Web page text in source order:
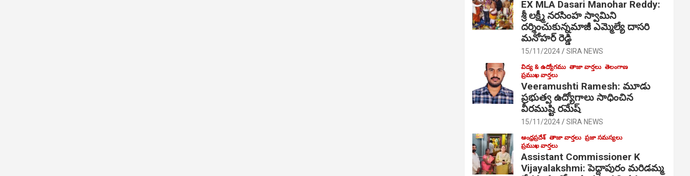
EX MLA Dasari Manohar Reddy:
శ్రీ లక్ష్మీ నరసింహ స్వామిని
దర్శించుకున్నమాజీ ఎమ్మెల్యే దాసరి
మనోహర్ రెడ్డి
15/11/2024 SIRA NEWS
విద్య & ఉద్యోగము తాజా వార్తలు తెలంగాణ
ప్రముఖ వార్తలు
Veeramushti Ramesh: మూడు
ప్రభుత్వ ఉద్యోగాలు సాధించిన
వీరముష్టి రమేష్
15/11/2024 SIRA NEWS
ఆంధ్రప్రదేశ్ తాజా వార్తలు ప్రజా సమస్యలు
ప్రముఖ వార్తలు
Assistant Commissioner K
Vijayalakshmi: పెద్దాపురం మరిడమ్మ